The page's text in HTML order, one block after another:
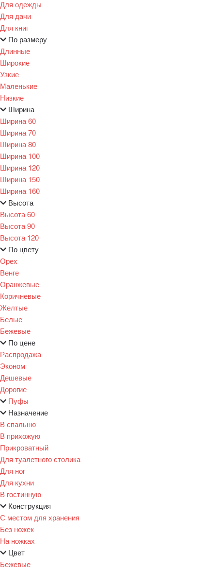
Для одежды
Для дачи
Для книг
По размеру
Длинные
Широкие
Узкие
Маленькие
Низкие
Ширина
Ширина 60
Ширина 70
Ширина 80
Ширина 100
Ширина 120
Ширина 150
Ширина 160
Высота
Высота 60
Высота 90
Высота 120
По цвету
Орех
Венге
Оранжевые
Коричневые
Желтые
Белые
Бежевые
По цене
Распродажа
Эконом
Дешевые
Дорогие
Пуфы
Назначение
В спальню
В прихожую
Прикроватный
Для туалетного столика
Для ног
Для кухни
В гостинную
Конструкция
С местом для хранения
Без ножек
На ножках
Цвет
Бежевые